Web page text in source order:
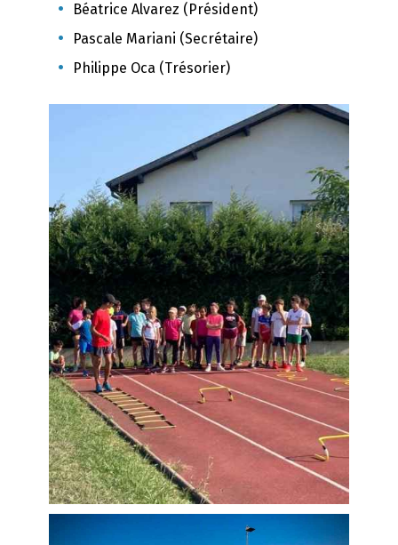
Béatrice Alvarez (Président)
Pascale Mariani (Secrétaire)
Philippe Oca (Trésorier)